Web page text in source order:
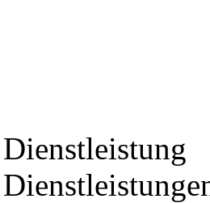
Dienstleistung